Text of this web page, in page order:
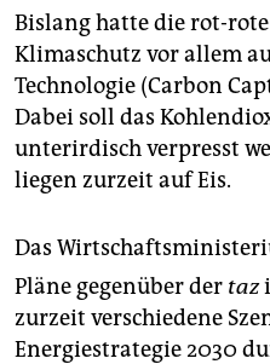
Bislang hatte die rot-
Klimaschutz vor allem
Technologie (Carbon
Dabei soll das
unterirdisch verpresst
liegen zurzeit auf Eis.
Das
Pläne gegenüber der taz
zurzeit verschiedene
Energiestrategie 2030